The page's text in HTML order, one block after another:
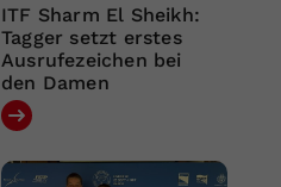
ITF Sharm El Sheikh:
Tagger setzt erstes
Ausrufezeichen bei
den Damen